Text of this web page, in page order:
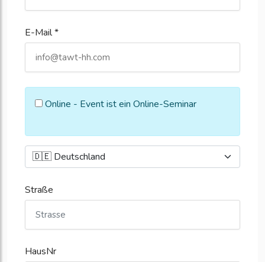
E-Mail *
Online - Event ist ein Online-Seminar
Straße
HausNr